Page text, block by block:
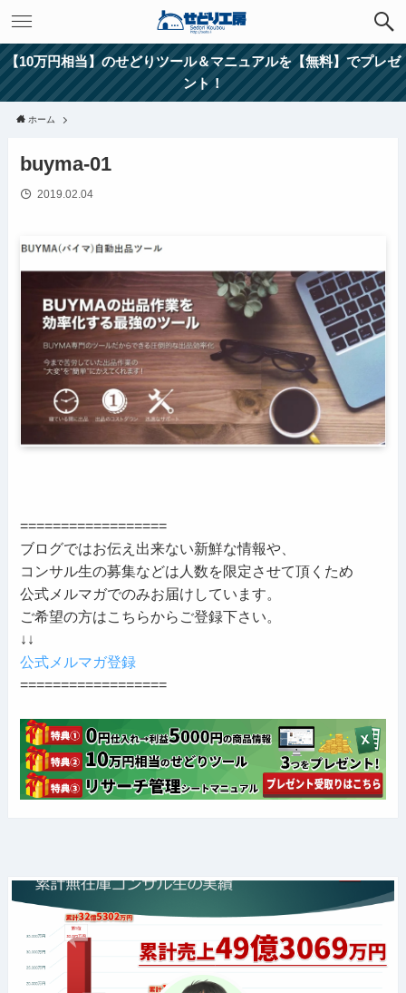
【10万円相当】のせどりツール＆マニュアルを【無料】でプレゼ
ント！
ホーム
buyma-01
2019.02.04
==================
ブログではお伝え出来ない新鮮な情報や、
コンサル生の募集などは人数を限定させて頂くため
公式メルマガでのみお届けしています。
ご希望の方はこちらからご登録下さい。
↓↓
公式メルマガ登録
==================